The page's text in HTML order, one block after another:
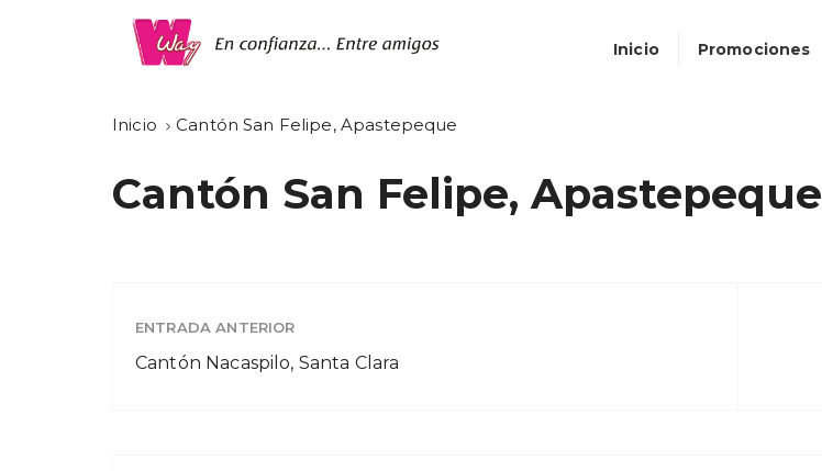
Inicio Promociones
Inicio Cantón San Felipe, Apastepeque
Cantón San Felipe, Apastepeque
ENTRADA ANTERIOR
Cantón Nacaspilo, Santa Clara